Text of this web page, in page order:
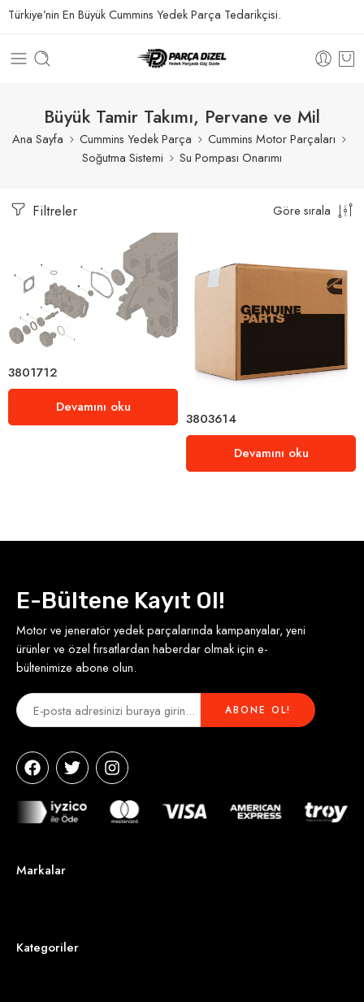
Türkiye’nin En Büyük Cummins Yedek Parça Tedarikçisi.
Büyük Tamir Takımı, Pervane ve Mil
Ana Sayfa Cummins Yedek Parça
Cummins Motor Parçaları
Soğutma Sistemi
Su Pompası Onarımı
Filtreler Göre sırala
3801712
Devamını oku
3803614
Devamını oku
E-Bültene Kayıt Ol!
Motor ve jeneratör yedek parçalarında kampanyalar, yeni
ürünler ve özel fırsatlardan haberdar olmak için e-
bültenimize abone olun.
Markalar
Kategoriler